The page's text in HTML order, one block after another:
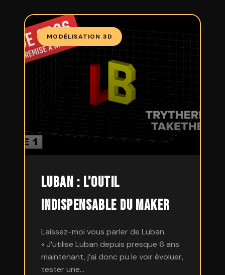
MODÉLISATION 3D
Luban : L’outil
indispensable du Maker
Laissez-moi vous parler de Luban.
« J’utilise Luban depuis presque 6 ans
maintenant, j’ai donc pu le voir évoluer,
tester une…